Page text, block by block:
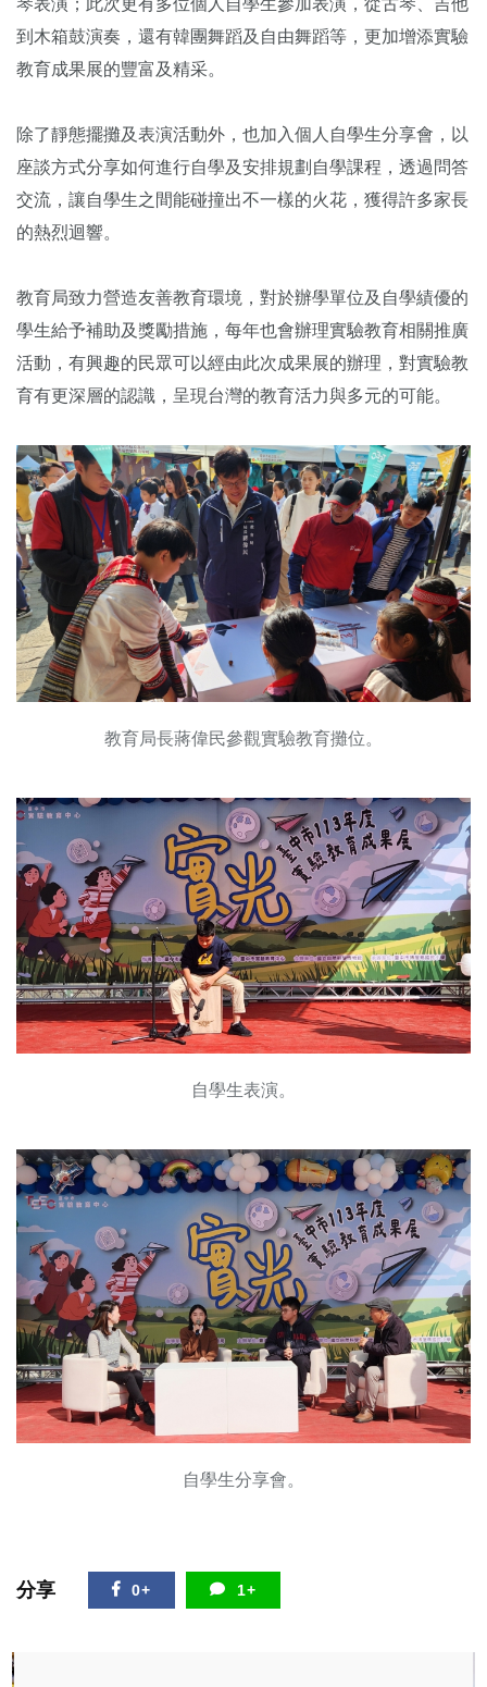
琴表演；此次更有多位個人自學生參加表演，從古琴、吉他
到木箱鼓演奏，還有韓團舞蹈及自由舞蹈等，更加增添實驗
教育成果展的豐富及精采。
除了靜態擺攤及表演活動外，也加入個人自學生分享會，以
座談方式分享如何進行自學及安排規劃自學課程，透過問答
交流，讓自學生之間能碰撞出不一樣的火花，獲得許多家長
的熱烈迴響。
教育局致力營造友善教育環境，對於辦學單位及自學績優的
學生給予補助及獎勵措施，每年也會辦理實驗教育相關推廣
活動，有興趣的民眾可以經由此次成果展的辦理，對實驗教
育有更深層的認識，呈現台灣的教育活力與多元的可能。
教育局長蔣偉民參觀實驗教育攤位。
自學生表演。
自學生分享會。
分享 0+ 1+